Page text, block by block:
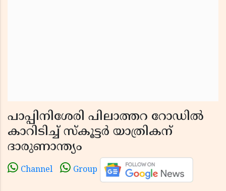
പാപ്പിനിശേരി പിലാത്തറ റോഡിൽ
കാറിടിച്ച് സ്കൂട്ടർ യാത്രികന്
ദാരുണാന്ത്യം
Channel Group